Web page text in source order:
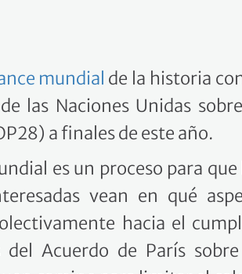
mundial de la historia
las Naciones Unidas
a finales de este año.
es un proceso para que
vean en qué
hacia el
del Acuerdo de París